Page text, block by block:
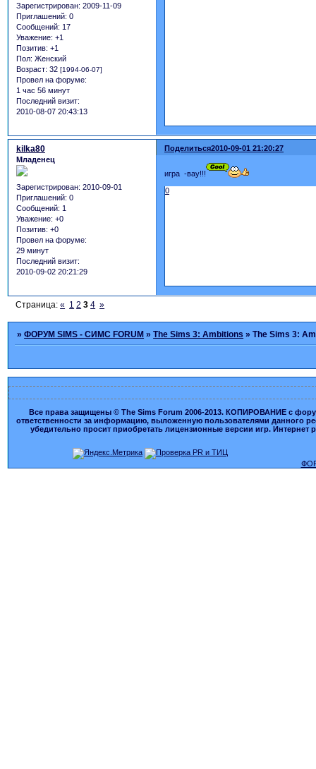
Зарегистрирован: 2009-11-09
Приглашений: 0
Сообщений: 17
Уважение: +1
Позитив: +1
Пол: Женский
Возраст: 32 [1994-06-07]
Провел на форуме:
1 час 56 минут
Последний визит:
2010-08-07 20:43:13
Поделиться2010-09-01 21:20:27
kilka80
Младенец
Зарегистрирован: 2010-09-01
Приглашений: 0
Сообщений: 1
Уважение: +0
Позитив: +0
Провел на форуме:
29 минут
Последний визит:
2010-09-02 20:21:29
игра -вау!!!
0
Страница:« 1 2 3 4 »
»ФОРУМ SIMS - СИМС FORUM »The Sims 3: Ambitions »The Sims 3:
Все права защищены © The Sims Forum 2006-2013. КОПИРОВАНИЕ с
ответственности за информацию, выложенную пользователями данного
убедительно просит приобретать лицензионные версии игр.